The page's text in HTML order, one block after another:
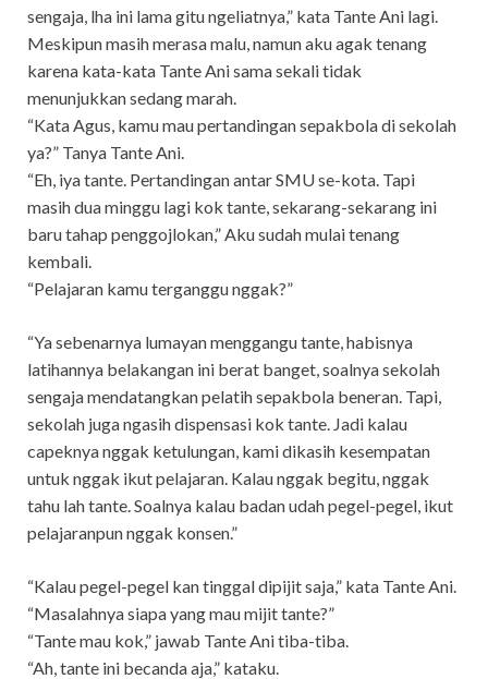
sengaja, lha ini lama gitu ngeliatnya,” kata Tante Ani lagi.
Meskipun masih merasa malu, namun aku agak tenang
karena kata-kata Tante Ani sama sekali tidak
menunjukkan sedang marah.
“Kata Agus, kamu mau pertandingan sepakbola di sekolah
ya?” Tanya Tante Ani.
“Eh, iya tante. Pertandingan antar SMU se-kota. Tapi
masih dua minggu lagi kok tante, sekarang-sekarang ini
baru tahap penggojlokan,” Aku sudah mulai tenang
kembali.
“Pelajaran kamu terganggu nggak?”
“Ya sebenarnya lumayan menggangu tante, habisnya
latihannya belakangan ini berat banget, soalnya sekolah
sengaja mendatangkan pelatih sepakbola beneran. Tapi,
sekolah juga ngasih dispensasi kok tante. Jadi kalau
capeknya nggak ketulungan, kami dikasih kesempatan
untuk nggak ikut pelajaran. Kalau nggak begitu, nggak
tahu lah tante. Soalnya kalau badan udah pegel-pegel, ikut
pelajaranpun nggak konsen.”
“Kalau pegel-pegel kan tinggal dipijit saja,” kata Tante Ani.
“Masalahnya siapa yang mau mijit tante?”
“Tante mau kok,” jawab Tante Ani tiba-tiba.
“Ah, tante ini becanda aja,” kataku.